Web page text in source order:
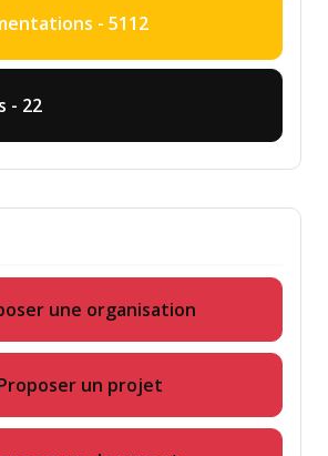
- 5112
- 22
une organisation
un projet